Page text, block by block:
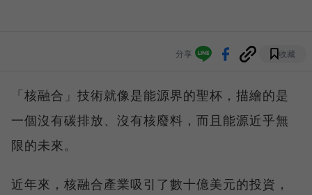
分享 收藏
「核融合」技術就像是能源界的聖杯，描繪的是
一個沒有碳排放、沒有核廢料，而且能源近乎無
限的未來。
近年來，核融合產業吸引了數十億美元的投資，